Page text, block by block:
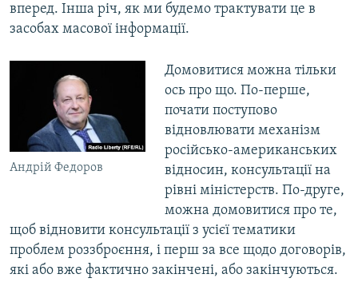
вперед. Інша річ, як ми будемо трактувати це в
засобах масової інформації.
Андрій Федоров
Домовитися можна тільки
ось про що. По-перше,
почати поступово
відновлювати механізм
російсько-американських
відносин, консультації на
рівні міністерств. По-друге,
можна домовитися про те,
щоб відновити консультації з усієї тематики
проблем роззброєння, і перш за все щодо договорів,
які або вже фактично закінчені, або закінчуються.